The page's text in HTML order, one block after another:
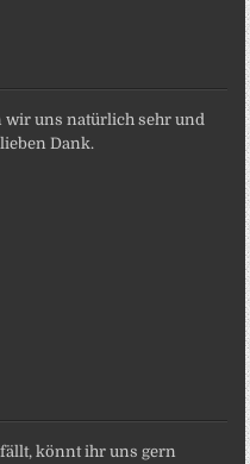
wir uns natürlich sehr und
Dank.
könnt ihr uns gern